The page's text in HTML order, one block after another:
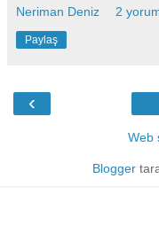
Neriman Deniz 2
Paylaş
‹
Web
Blogger